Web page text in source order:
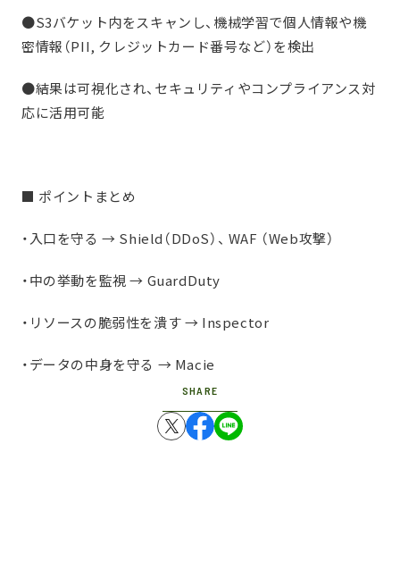
●S3バケット内をスキャンし、機械学習で個人情報や機
密情報（PII, クレジットカード番号など）を検出
●結果は可視化され、セキュリティやコンプライアンス対
応に活用可能
■ ポイントまとめ
・入口を守る → Shield（DDoS）、 WAF （Web攻撃）
・中の挙動を監視 → GuardDuty
・リソースの脆弱性を潰す → Inspector
・データの中身を守る → Macie
SHARE